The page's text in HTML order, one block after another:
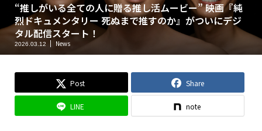
“推しがいる全ての人に贈る推し活ムービー” 映画『純
烈ドキュメンタリー 死ぬまで推すのか』がついにデジ
タル配信スタート！
2026.03.12 News
Post Share
LINE note